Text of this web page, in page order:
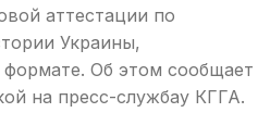
аттестации по
Украины,
Об этом сообщает
на пресс-службау КГГА.